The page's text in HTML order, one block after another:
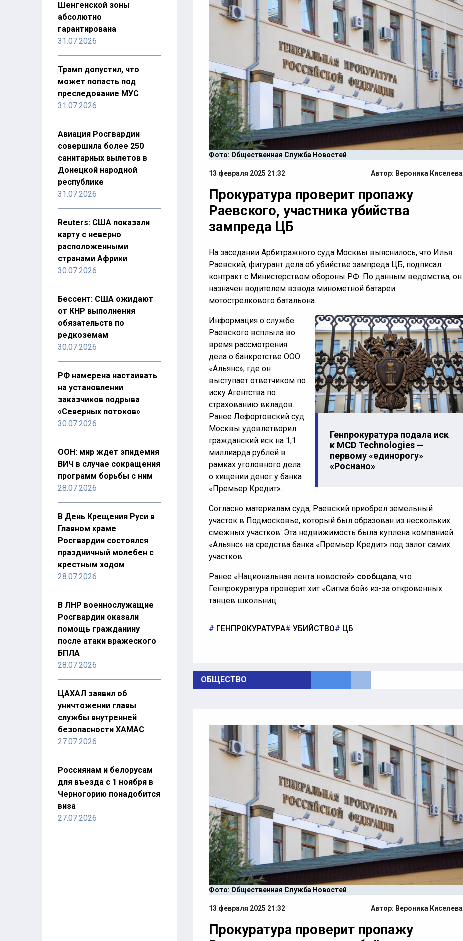
Шенгенской зоны
абсолютно
гарантирована
31.07.2026
Трамп допустил, что
может попасть под
преследование МУС
31.07.2026
Авиация Росгвардии
совершила более 250
санитарных вылетов в
Донецкой народной
республике
31.07.2026
Reuters: США показали
карту с неверно
расположенными
странами Африки
30.07.2026
Бессент: США ожидают
от КНР выполнения
обязательств по
редкоземам
30.07.2026
РФ намерена настаивать
на установлении
заказчиков подрыва
«Северных потоков»
30.07.2026
ООН: мир ждет эпидемия
ВИЧ в случае сокращения
программ борьбы с ним
28.07.2026
В День Крещения Руси в
Главном храме
Росгвардии состоялся
праздничный молебен с
крестным ходом
28.07.2026
В ЛНР военнослужащие
Росгвардии оказали
помощь гражданину
после атаки вражеского
БПЛА
28.07.2026
ЦАХАЛ заявил об
уничтожении главы
службы внутренней
безопасности ХАМАС
27.07.2026
Россиянам и белорусам
для въезда с 1 ноября в
Черногорию понадобится
виза
27.07.2026
Фото: Общественная Служба Новостей
13 февраля 2025 21:32 Автор: Вероника Киселева
Прокуратура проверит пропажу
Раевского, участника убийства
зампреда ЦБ
На заседании Арбитражного суда Москвы выяснилось, что Илья
Раевский, фигурант дела об убийстве зампреда ЦБ, подписал
контракт с Министерством обороны РФ. По данным ведомства, он
назначен водителем взвода минометной батареи
мотострелкового батальона.
Генпрокуратура подала иск
к MCD Technologies —
первому «единорогу»
«Роснано»
Информация о службе
Раевского всплыла во
время рассмотрения
дела о банкротстве ООО
«Альянс», где он
выступает ответчиком по
иску Агентства по
страхованию вкладов.
Ранее Лефортовский суд
Москвы удовлетворил
гражданский иск на 1,1
миллиарда рублей в
рамках уголовного дела
о хищении денег у банка
«Премьер Кредит».
Согласно материалам суда, Раевский приобрел земельный
участок в Подмосковье, который был образован из нескольких
смежных участков. Эта недвижимость была куплена компанией
«Альянс» на средства банка «Премьер Кредит» под залог самих
участков.
Ранее «Национальная лента новостей» сообщала, что
Генпрокуратура проверит хит «Сигма бой» из-за откровенных
танцев школьниц.
ГЕНПРОКУРАТУРА УБИЙСТВО ЦБ
ОБЩЕСТВО
Фото: Общественная Служба Новостей
13 февраля 2025 21:32 Автор: Вероника Киселева
Прокуратура проверит пропажу